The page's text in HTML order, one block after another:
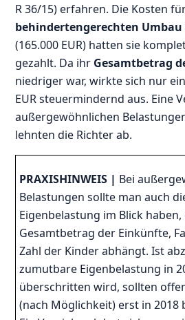
R 36/15) erfahren. Die Kosten
behindertengerechten Umbau
(165.000 EUR) hatten sie
gezahlt. Da ihr Gesamtbetrag
niedriger war, wirkte sich nur
EUR steuermindernd aus. Eine
außergewöhnlichen
lehnten die Richter ab.
PRAXISHINWEIS | Bei
Belastungen sollte man auch
Eigenbelastung im Blick
Gesamtbetrag der Einkünfte,
Zahl der Kinder abhängt. Ist
zumutbare Eigenbelastung in
überschritten wird, sollten
(nach Möglichkeit) erst in 2018